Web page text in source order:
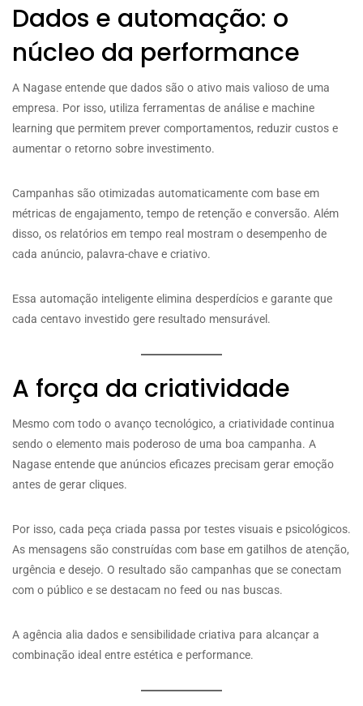
Dados e automação: o
núcleo da performance
A Nagase entende que dados são o ativo mais valioso de uma
empresa. Por isso, utiliza ferramentas de análise e machine
learning que permitem prever comportamentos, reduzir custos e
aumentar o retorno sobre investimento.
Campanhas são otimizadas automaticamente com base em
métricas de engajamento, tempo de retenção e conversão. Além
disso, os relatórios em tempo real mostram o desempenho de
cada anúncio, palavra-chave e criativo.
Essa automação inteligente elimina desperdícios e garante que
cada centavo investido gere resultado mensurável.
A força da criatividade
Mesmo com todo o avanço tecnológico, a criatividade continua
sendo o elemento mais poderoso de uma boa campanha. A
Nagase entende que anúncios eficazes precisam gerar emoção
antes de gerar cliques.
Por isso, cada peça criada passa por testes visuais e psicológicos.
As mensagens são construídas com base em gatilhos de atenção,
urgência e desejo. O resultado são campanhas que se conectam
com o público e se destacam no feed ou nas buscas.
A agência alia dados e sensibilidade criativa para alcançar a
combinação ideal entre estética e performance.